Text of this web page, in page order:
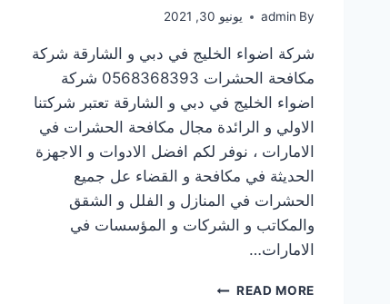
By
admin يونيو 30, 2021
شركة اضواء الخليج في دبي و الشارقة شركة
مكافحة الحشرات 0568368393 شركة
اضواء الخليج في دبي و الشارقة تعتبر شركتنا
الاولي و الرائدة مجال مكافحة الحشرات في
الامارات ، نوفر لكم افضل الادوات و الاجهزة
الحديثة في مكافحة و القضاء عل جميع
الحشرات في المنازل و الفلل و الشقق
والمكاتب و الشركات و المؤسسات في
الامارات…
READ MORE